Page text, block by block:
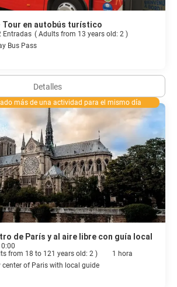
Tour en autobús turístico
Entradas ( Adults from 13 years old: 2 )
Bus Pass
Detalles
más de una actividad para el mismo día
de París y al aire libre con guía local
from 18 to 121 years old: 2 )
1 hora
center of Paris with local guide